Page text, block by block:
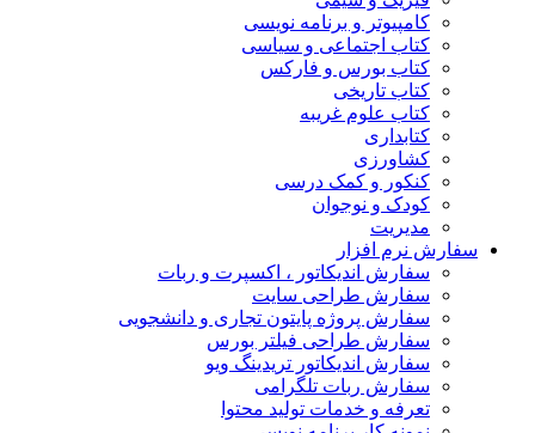
کامپیوتر و برنامه نویسی
کتاب اجتماعی و سیاسی
کتاب بورس و فارکس
کتاب تاریخی
کتاب علوم غریبه
کتابداری
کشاورزی
کنکور و کمک‌ درسی
کودک و نوجوان
مدیریت
سفارش نرم افزار
سفارش اندیکاتور ، اکسپرت و ربات
سفارش طراحی سایت
سفارش پروژه پایتون تجاری و دانشجویی
سفارش طراحی فیلتر بورس
سفارش اندیکاتور تریدینگ ویو
سفارش ربات تلگرامی
تعرفه و خدمات تولید محتوا